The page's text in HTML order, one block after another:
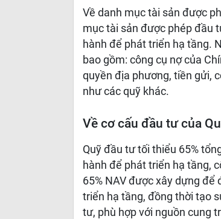
Về danh mục tài sản được
mục tài sản được phép đầu
hành để phát triển hạ tầng.
bao gồm: công cụ nợ của
quyền địa phương, tiền gửi,
như các quỹ khác.
Về cơ cấu đầu tư của
Quỹ đầu tư tối thiểu 65%
hành để phát triển hạ tầng,
65% NAV được xây dựng
triển hạ tầng, đồng thời tạo
tư, phù hợp với nguồn cung